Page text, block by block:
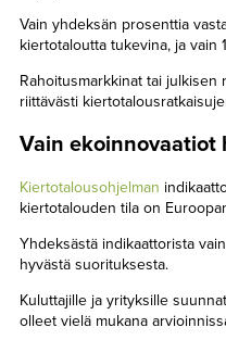
Vain yhdeksän prosenttia
kiertotaloutta tukevina, ja vain
Rahoitusmarkkinat tai
riittävästi
Vain ekoinnovaatiot
Kiertotalousohjelman
kiertotalouden tila on
Yhdeksästä indikaattorista
hyvästä suorituksesta.
Kuluttajille ja yrityksille
olleet vielä mukana